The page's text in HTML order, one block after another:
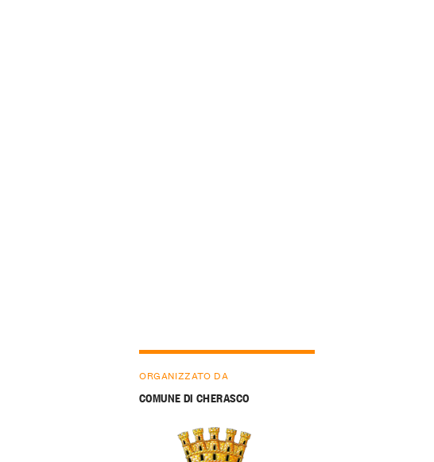
ORGANIZZATO DA
COMUNE DI CHERASCO